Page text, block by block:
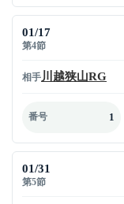
01/17
第4節
相手 川越狭山RG
番号 1
01/31
第5節